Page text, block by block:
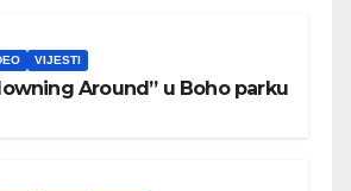
VIJESTI
Around” u Boho parku